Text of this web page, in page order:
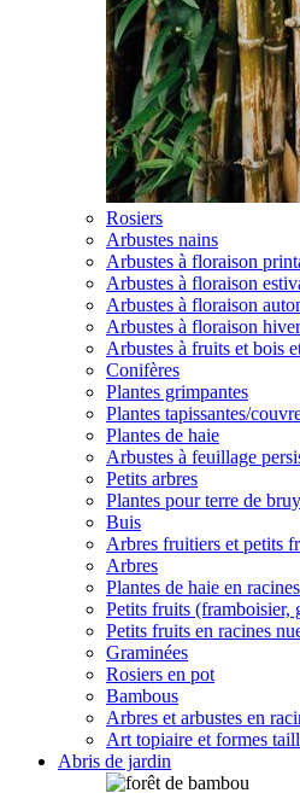
Rosiers
Arbustes nains
Arbustes à floraison
Arbustes à floraison
Arbustes à floraison
Arbustes à floraison
Arbustes à fruits et bois
Conifères
Plantes grimpantes
Plantes tapissantes/
Plantes de haie
Arbustes à feuillage
Petits arbres
Plantes pour terre de
Buis
Arbres fruitiers et petits
Arbres
Plantes de haie en
Petits fruits (framboisier,
Petits fruits en racines
Graminées
Rosiers en pot
Bambous
Arbres et arbustes en
Art topiaire et formes
Abris de jardin